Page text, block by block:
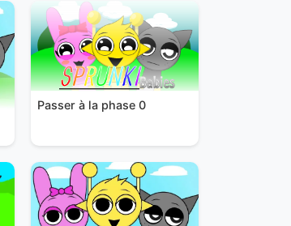
Passer à la phase 0